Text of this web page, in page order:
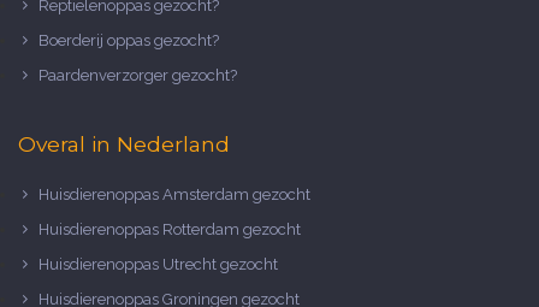
Reptielenoppas gezocht?
Boerderij oppas gezocht?
Paardenverzorger gezocht?
Overal in Nederland
Huisdierenoppas Amsterdam gezocht
Huisdierenoppas Rotterdam gezocht
Huisdierenoppas Utrecht gezocht
Huisdierenoppas Groningen gezocht